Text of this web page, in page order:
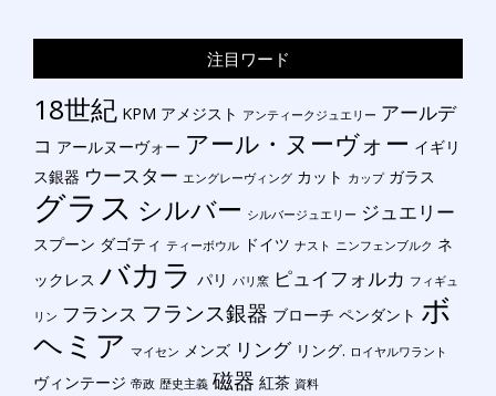
注目ワード
18世紀 KPM アメジスト アンティークジュエリー アールデ
コ アールヌーヴォー アール・ヌーヴォー イギリ
ス銀器 ウースター エングレーヴィング カット カップ ガラス
グラス シルバー シルバージュエリー ジュエリー
スプーン ダゴティ ティーボウル ドイツ ナスト ニンフェンブルク ネ
ックレス バカラ パリ パリ窯 ピュイフォルカ フィギュ
リン フランス フランス銀器 ブローチ ペンダント ボ
ヘミア マイセン メンズ リング リング. ロイヤルワラント
ヴィンテージ 帝政 歴史主義 磁器 紅茶 資料